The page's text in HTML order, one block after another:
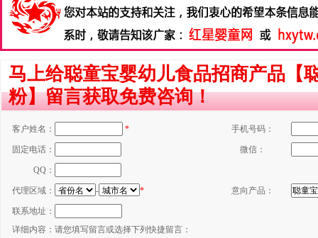
马上给聪童宝婴幼儿食品招商产品【
粉】留言获取免费咨询！
客户姓名： * 手机号码：
固定电话： 微信：
QQ：
代理区域： - * 意向产品：
联系地址：
详细内容： 请您填写留言或选择下列快捷留言：